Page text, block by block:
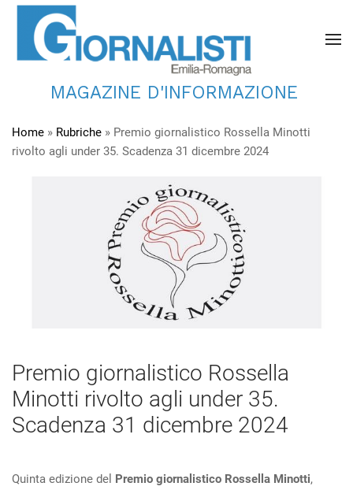
MAGAZINE D'INFORMAZIONE
Home » Rubriche » Premio giornalistico Rossella Minotti
rivolto agli under 35. Scadenza 31 dicembre 2024
Premio giornalistico Rossella
Minotti rivolto agli under 35.
Scadenza 31 dicembre 2024
Quinta edizione del Premio giornalistico Rossella Minotti,